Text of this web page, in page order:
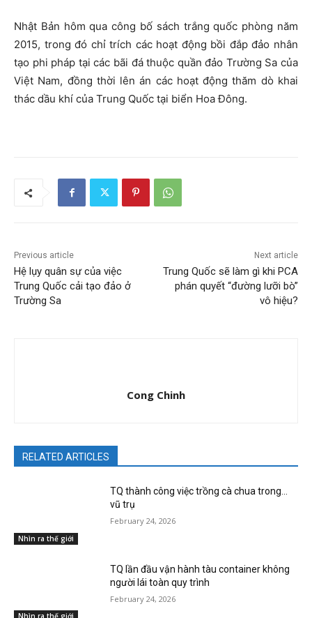
Nhật Bản hôm qua công bố sách trắng quốc phòng năm
2015, trong đó chỉ trích các hoạt động bồi đắp đảo nhân
tạo phi pháp tại các bãi đá thuộc quần đảo Trường Sa của
Việt Nam, đồng thời lên án các hoạt động thăm dò khai
thác dầu khí của Trung Quốc tại biển Hoa Đông.
Previous article
Hệ lụy quân sự của việc
Trung Quốc cải tạo đảo ở
Trường Sa
Next article
Trung Quốc sẽ làm gì khi PCA
phán quyết “đường lưỡi bò”
vô hiệu?
Cong Chinh
RELATED ARTICLES
Nhìn ra thế giới
TQ thành công việc trồng cà chua trong…
vũ trụ
February 24, 2026
TQ lần đầu vận hành tàu container không
người lái toàn quy trình
February 24, 2026